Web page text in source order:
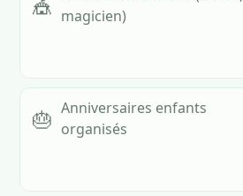
magicien)
🎂 Anniversaires enfants
organisés